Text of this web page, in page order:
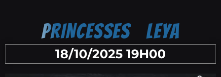
PRINCESSES LEYA
18/10/2025 19H00